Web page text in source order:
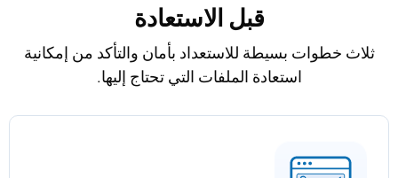
قبل الاستعادة
ثلاث خطوات بسيطة للاستعداد بأمان والتأكد من إمكانية
استعادة الملفات التي تحتاج إليها.